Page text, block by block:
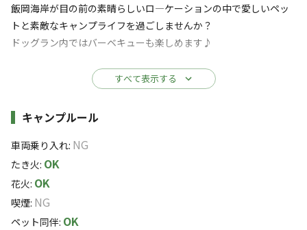
飯岡海岸が目の前の素晴らしいロ―ケーションの中で愛しいペッ
トと素敵なキャンプライフを過ごしませんか？
ドッグラン内ではバーベキューも楽しめます♪
※バーベキューの道具と食材は、基本お客様ご自身でお持込みく
【BBQセット＆食材セットのご案内】
お1人様3,300円お支払いいただくとBBQセット＆ＢＢＱ食材をご
用意いたします。
食材は限定食材の高級豚などご用意いたします。
※ご希望のお客様は、ご予約時コメント欄にその旨ご記入くださ
すべて表示する
施設詳細
キャンプルール
車両乗り入れ: NG
たき火: OK
花火: OK
喫煙: NG
ペット同伴: OK
キャンプワイワイで Waii Wai しよう！！ ワイワ
イ CAMP&BBQ
飯岡海岸を目の前。
海風は夏は涼しく、冬暖かいのが特徴。
シーブリーズを感じながら自然の中のひと時を過ごしませ
んか？
サーフィン・BBQはもちろん
ワンちゃんと泊まれるナボナビーチハウス（コテージ）ド
ッグラン付き
サーフィンの際玄関から直接入れるシャワー完備